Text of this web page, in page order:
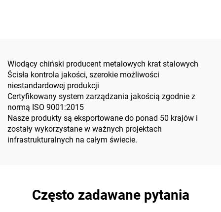
Wiodący chiński producent metalowych krat stalowych
Ścisła kontrola jakości, szerokie możliwości
niestandardowej produkcji
Certyfikowany system zarządzania jakością zgodnie z
normą ISO 9001:2015
Nasze produkty są eksportowane do ponad 50 krajów i
zostały wykorzystane w ważnych projektach
infrastrukturalnych na całym świecie.
Często zadawane pytania